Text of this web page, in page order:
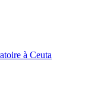
à Ceuta